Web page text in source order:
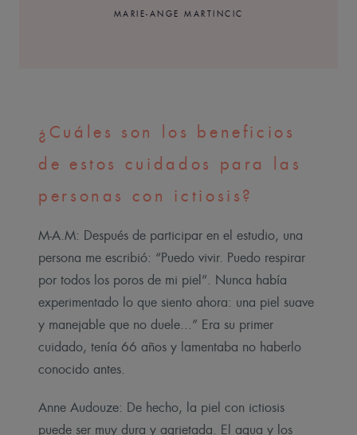
MARIE-ANGE MARTINCIC
¿Cuáles son los beneficios
de estos cuidados para las
personas con ictiosis?
M-A.M: Después de participar en el estudio, una
persona me escribió: “Puedo vivir. Puedo respirar
por todos los poros de mi piel”. Nunca había
experimentado lo que siento ahora: una piel suave
y manejable que no duele...” Era su primer
cuidado, tenía 66 años y lamentaba no haberlo
conocido antes.
Anne Audouze: De hecho, la piel con ictiosis
puede ser muy dura y agrietada. El agua y los